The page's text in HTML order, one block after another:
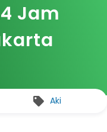
Jam
Aki